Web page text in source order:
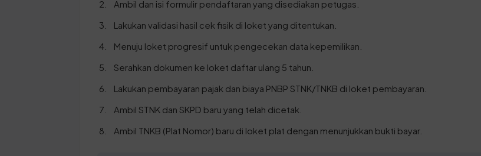
Ambil dan isi formulir pendaftaran yang disediakan petugas.
Lakukan validasi hasil cek fisik di loket yang ditentukan.
Menuju loket progresif untuk pengecekan data kepemilikan.
Serahkan dokumen ke loket daftar ulang 5 tahun.
Lakukan pembayaran pajak dan biaya PNBP STNK/TNKB di loket pembayaran.
Ambil STNK dan SKPD baru yang telah dicetak.
Ambil TNKB (Plat Nomor) baru di loket plat dengan menunjukkan bukti bayar.